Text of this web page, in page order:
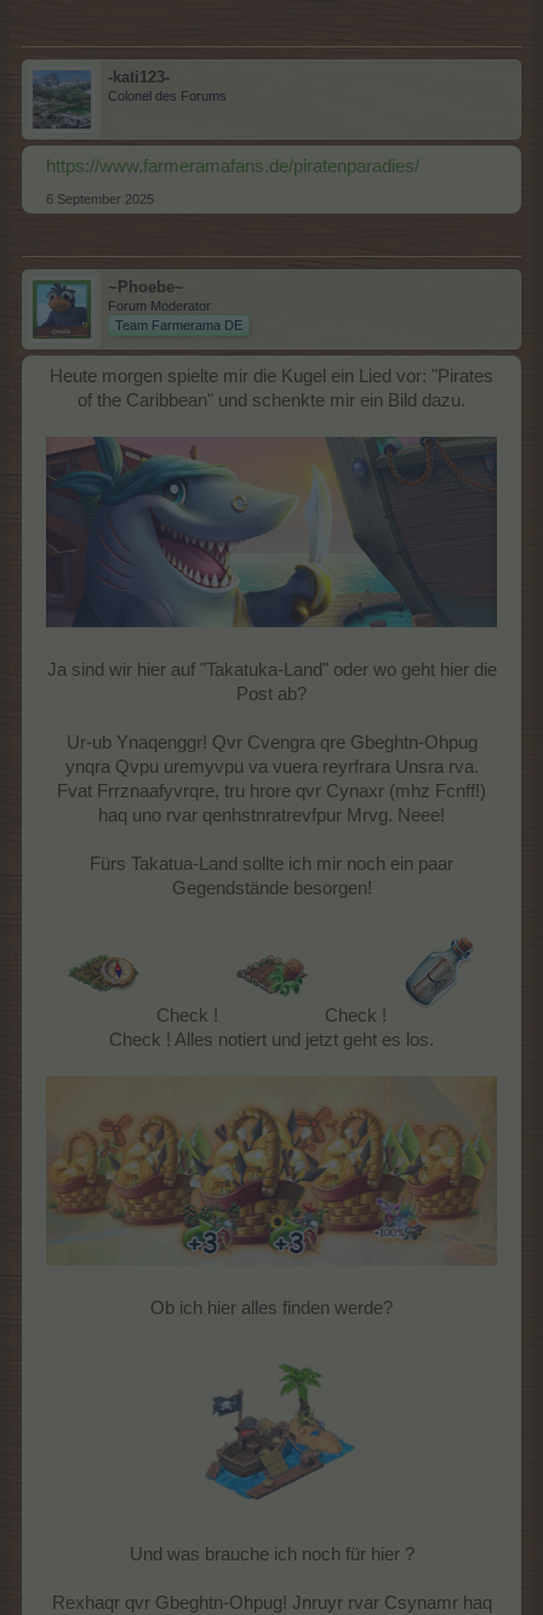
-kati123-
Colonel des Forums
https://www.farmeramafans.de/piratenparadies/
6 September 2025
~Phoebe~
Forum Moderator
Team Farmerama DE
Heute morgen spielte mir die Kugel ein Lied vor: "Pirates
of the Caribbean" und schenkte mir ein Bild dazu.
Ja sind wir hier auf "Takatuka-Land" oder wo geht hier die
Post ab?
Ur-ub Ynaqenggr! Qvr Cvengra qre Gbeghtn-Ohpug
ynqra Qvpu uremyvpu va vuera reyrfrara Unsra rva.
Fvat Frrznaafyvrqre, tru hrore qvr Cynaxr (mhz Fcnff!)
haq uno rvar qenhstnratrevfpur Mrvg. Neee!
Fürs Takatua-Land sollte ich mir noch ein paar
Gegendstände besorgen!
Check !
Check !
Check ! Alles notiert und jetzt geht es los.
Ob ich hier alles finden werde?
Und was brauche ich noch für hier ?
Rexhaqr qvr Gbeghtn-Ohpug! Jnruyr rvar Csynamr haq